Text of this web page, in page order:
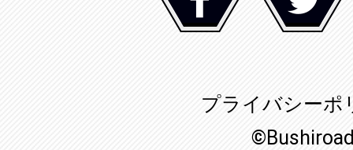
プライバシーポ